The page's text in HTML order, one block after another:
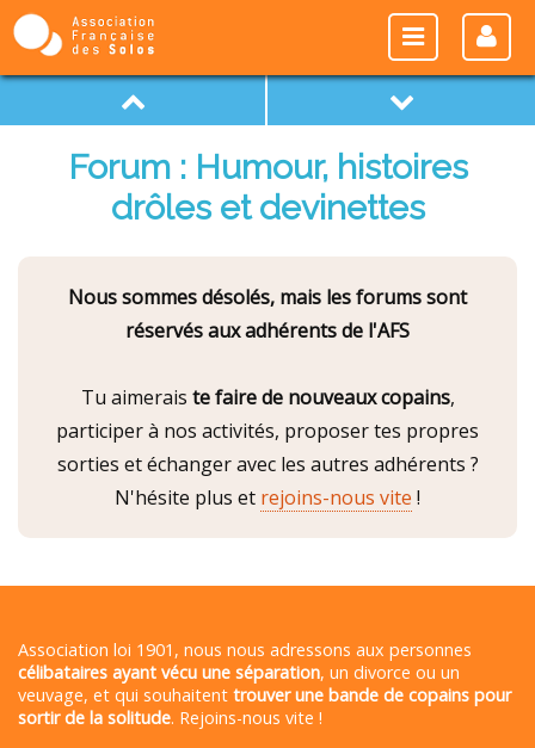
Forum : Humour, histoires
drôles et devinettes
Nous sommes désolés, mais les forums sont
réservés aux adhérents de l'AFS
Tu aimerais te faire de nouveaux copains,
participer à nos activités, proposer tes propres
sorties et échanger avec les autres adhérents ?
N'hésite plus et rejoins-nous vite !
Association loi 1901, nous nous adressons aux personnes
célibataires ayant vécu une séparation, un divorce ou un
veuvage, et qui souhaitent trouver une bande de copains pour
sortir de la solitude. Rejoins-nous vite !